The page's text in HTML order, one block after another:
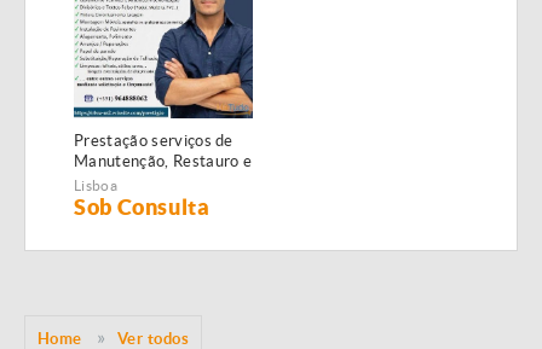
Prestação serviços de
Manutenção, Restauro e
Remodelação de
imóveis!
Lisboa
Sob Consulta
Home Ver todos